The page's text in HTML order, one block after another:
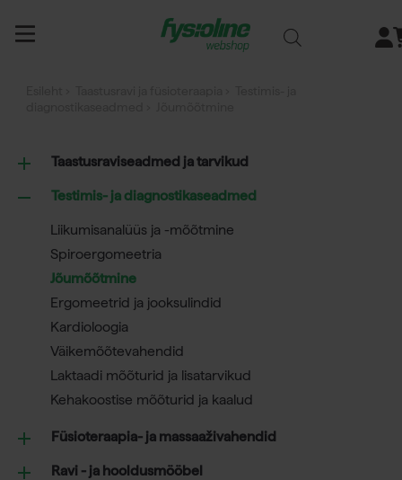
sisältöön
Taastusraviseadmed ja tarvikud
Testimis- ja diagnostikaseadmed
Liikumisanalüüs ja -mõõtmine
Spiroergomeetria
Jõumõõtmine
Ergomeetrid ja jooksulindid
Kardioloogia
Väikemõõtevahendid
Laktaadi mõõturid ja lisatarvikud
Kehakoostise mõõturid ja kaalud
Füsioteraapia- ja massaaživahendid
Ravi - ja hooldusmööbel